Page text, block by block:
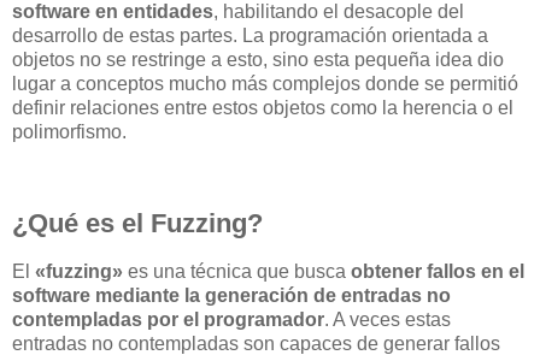
software en entidades, habilitando el desacople del
desarrollo de estas partes. La programación orientada a
objetos no se restringe a esto, sino esta pequeña idea dio
lugar a conceptos mucho más complejos donde se permitió
definir relaciones entre estos objetos como la herencia o el
polimorfismo.
¿Qué es el Fuzzing?
El «fuzzing» es una técnica que busca obtener fallos en el
software mediante la generación de entradas no
contempladas por el programador. A veces estas
entradas no contempladas son capaces de generar fallos